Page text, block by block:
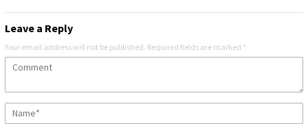
Leave a Reply
Your email address will not be published. Required fields are marked *